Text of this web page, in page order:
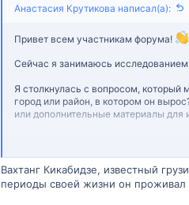
Анастасия Крутикова написал(а):
Привет всем участникам форума!
Сейчас я занимаюсь исследованием
Я столкнулась с вопросом, который
город или район, в котором он
или дополнительные материалы для
Вахтанг Кикабидзе, известный
периоды своей жизни он проживал